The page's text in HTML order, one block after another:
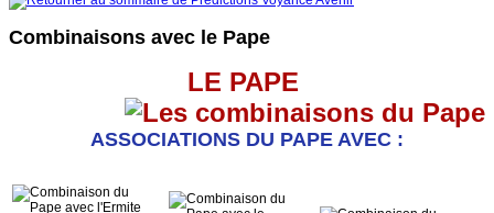
Combinaisons avec le Pape
LE PAPE
ASSOCIATIONS DU PAPE AVEC :